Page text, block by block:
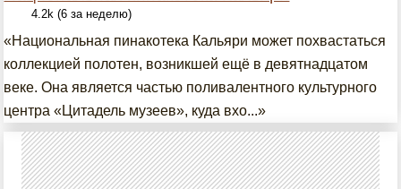
4.2k (6 за неделю)
«Национальная пинакотека Кальяри может похвастаться
коллекцией полотен, возникшей ещё в девятнадцатом
веке. Она является частью поливалентного культурного
центра «Цитадель музеев», куда вхо...»